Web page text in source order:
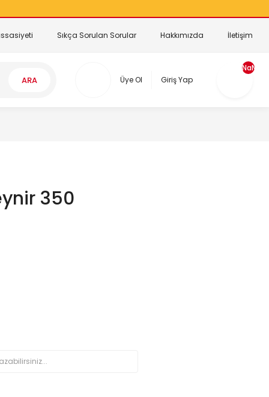
Sıkça Sorulan Sorular Hakkımızda İletişim
ARA Üye Ol Giriş Yap
NaN
350